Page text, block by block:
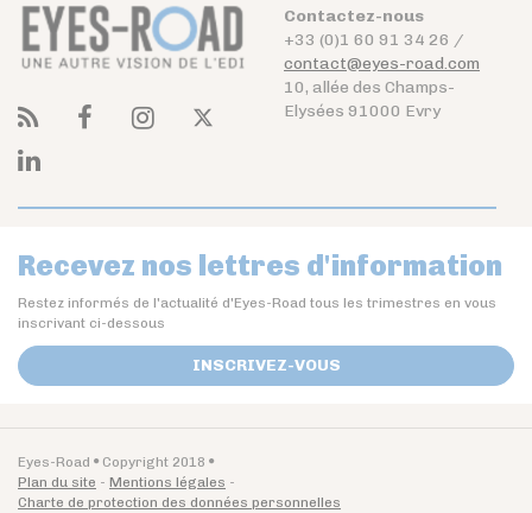
Contactez-nous
+33 (0)1 60 91 34 26 /
contact@eyes-road.com
10, allée des Champs-
Elysées 91000 Evry
Recevez nos lettres d'information
Restez informés de l'actualité d'Eyes-Road tous les trimestres en vous
inscrivant ci-dessous
INSCRIVEZ-VOUS
Eyes-Road
Copyright 2018
Plan du site
Mentions légales
Charte de protection des données personnelles